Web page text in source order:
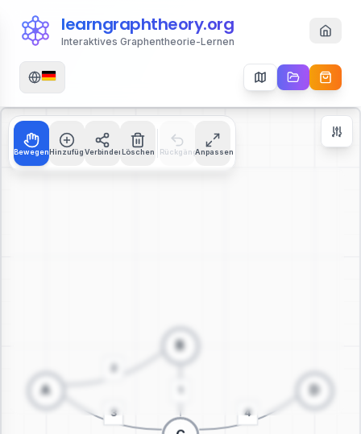
learngraphtheory.org
Interaktives Graphentheorie-Lernen
BewegenHinzufügenVerbindenLöschen RückgängigAnpassen
An Bildschirm anpassen
Zur 3D-Visualisierung wechseln